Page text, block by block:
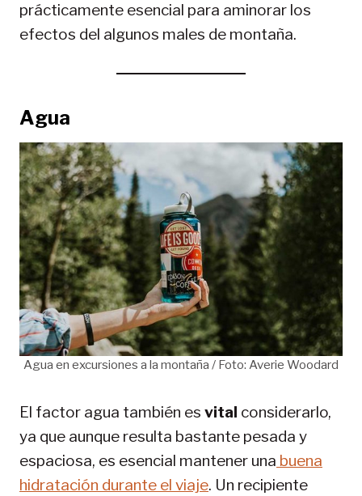
prácticamente esencial para aminorar los
efectos del algunos males de montaña.
Agua
Agua en excursiones a la montaña / Foto: Averie Woodard
El factor agua también es vital considerarlo,
ya que aunque resulta bastante pesada y
espaciosa, es esencial mantener una buena
hidratación durante el viaje. Un recipiente